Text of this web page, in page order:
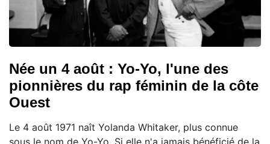
Née un 4 août : Yo-Yo, l'une des
pionnières du rap féminin de la côte
Ouest
Le 4 août 1971 naît Yolanda Whitaker, plus connue
sous le nom de Yo-Yo. Si elle n'a jamais bénéficié de la